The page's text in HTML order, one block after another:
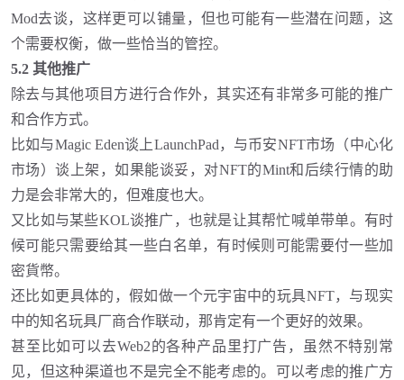
Mod去谈，这样更可以铺量，但也可能有一些潜在问题，这
个需要权衡，做一些恰当的管控。
5.2 其他推广
除去与其他项目方进行合作外，其实还有非常多可能的推广
和合作方式。
比如与Magic Eden谈上LaunchPad，与币安NFT市场（中心化
市场）谈上架，如果能谈妥，对NFT的Mint和后续行情的助
力是会非常大的，但难度也大。
又比如与某些KOL谈推广，也就是让其帮忙喊单带单。有时
候可能只需要给其一些白名单，有时候则可能需要付一些加
密貨幣。
还比如更具体的，假如做一个元宇宙中的玩具NFT，与现实
中的知名玩具厂商合作联动，那肯定有一个更好的效果。
甚至比如可以去Web2的各种产品里打广告，虽然不特别常
见，但这种渠道也不是完全不能考虑的。可以考虑的推广方